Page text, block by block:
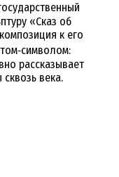
«Сказ об
к его
рассказывает
сквозь века.